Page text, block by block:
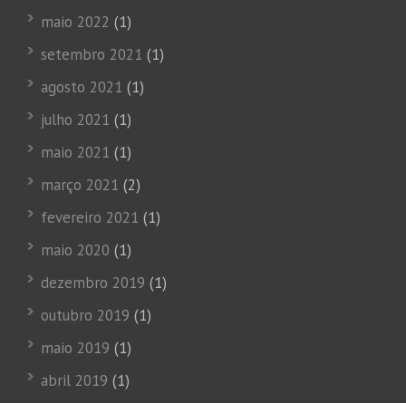
maio 2022 (1)
setembro 2021 (1)
agosto 2021 (1)
julho 2021 (1)
maio 2021 (1)
março 2021 (2)
fevereiro 2021 (1)
maio 2020 (1)
dezembro 2019 (1)
outubro 2019 (1)
maio 2019 (1)
abril 2019 (1)